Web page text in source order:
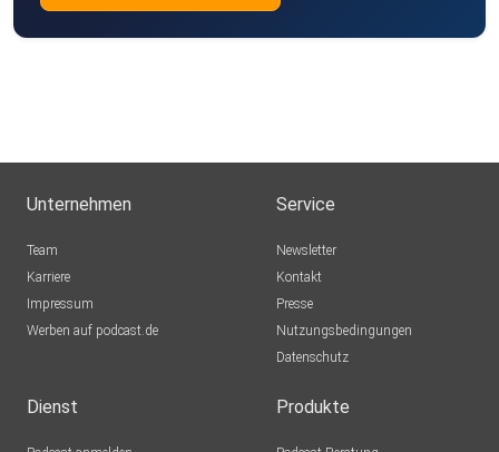
Unternehmen
Team
Karriere
Impressum
Werben auf podcast.de
Service
Newsletter
Kontakt
Presse
Nutzungsbedingungen
Datenschutz
Dienst Produkte